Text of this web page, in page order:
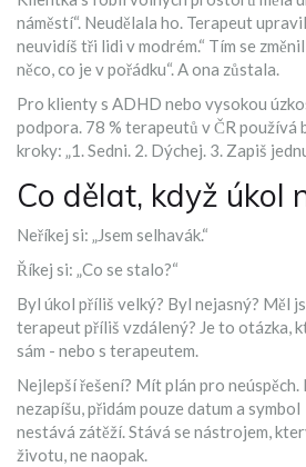
náměstí“. Neudělala ho. Terapeut
neuvidíš tři lidi v modrém.“ Tím se
něco, co je v pořádku“. A ona zůstala.
Pro klienty s ADHD nebo vysokou
podpora. 78 % terapeutů v ČR používá
kroky: „1. Sedni. 2. Dýchej. 3. Zapiš
Co dělat, když úkol
Neříkej si: „Jsem selhavák.“
Říkej si: „Co se stalo?“
Byl úkol příliš velký? Byl nejasný? Měl
terapeut příliš vzdálený? Je to otázka,
sám - nebo s terapeutem.
Nejlepší řešení? Mít plán pro neúspěch.
nezapíšu, přidám pouze datum a
nestává zátěží. Stává se nástrojem,
životu, ne naopak.